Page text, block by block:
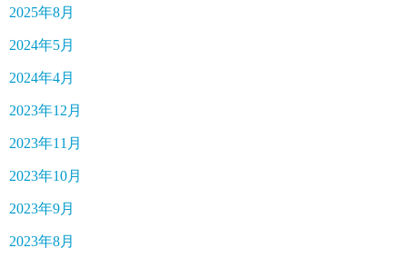
2025年8月
2024年5月
2024年4月
2023年12月
2023年11月
2023年10月
2023年9月
2023年8月